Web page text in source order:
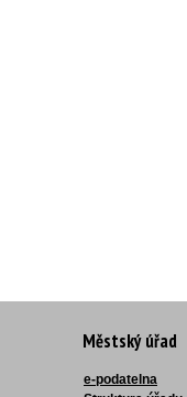
Městský úřad
e-podatelna